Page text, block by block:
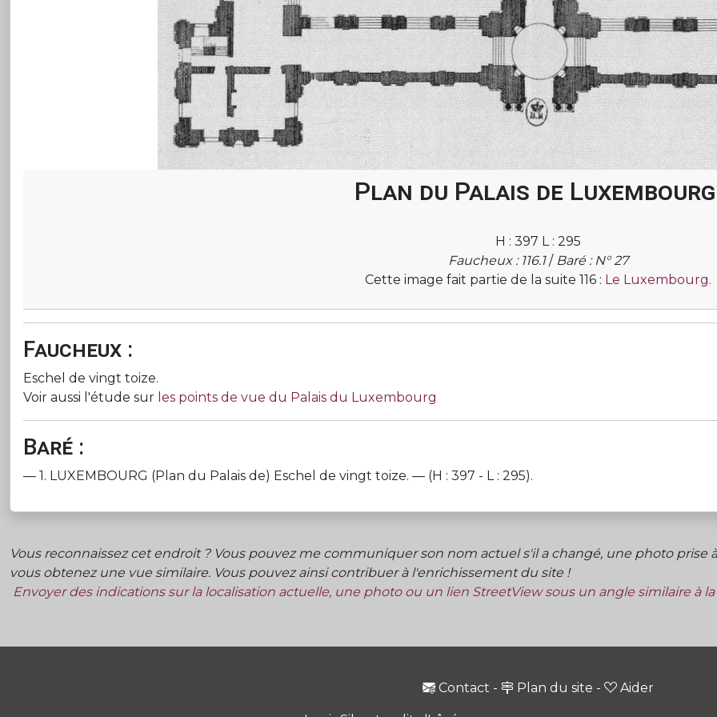
Plan du Palais de
H : 397 L : 295
Faucheux : 116.1/ Baré : N° 27
Cette image fait partie de la suite 116 : Le Luxembourg.
Faucheux :
Eschel de vingt toize.
Voir aussi l'étude sur les points de vue du Palais du Luxembourg
Baré :
— 1. LUXEMBOURG (Plan du Palais de) Eschel de vingt toize. — (H : 397 - L : 295).
Vous reconnaissez cet endroit ? Vous pouvez me communiquer son nom actuel s'il a changé, une photo prise
vous obtenez une vue similaire. Vous pouvez ainsi contribuer à l'enrichissement du site !
Envoyer des indications sur la localisation actuelle, une photo ou un lien StreetView sous un angle similaire à
Contact - Plan du site - Aider